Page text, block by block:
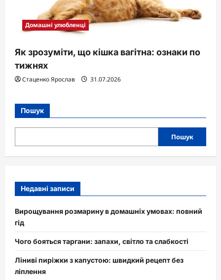
Домашні улюбленці
Як зрозуміти, що кішка вагітна: ознаки по
тижнях
Стаценко Ярослав 31.07.2026
Пошук
Пошук
Недавні записи
Вирощування розмарину в домашніх умовах: повний
гід
Чого бояться таргани: запахи, світло та слабкості
Ліниві пиріжки з капустою: швидкий рецепт без
ліплення